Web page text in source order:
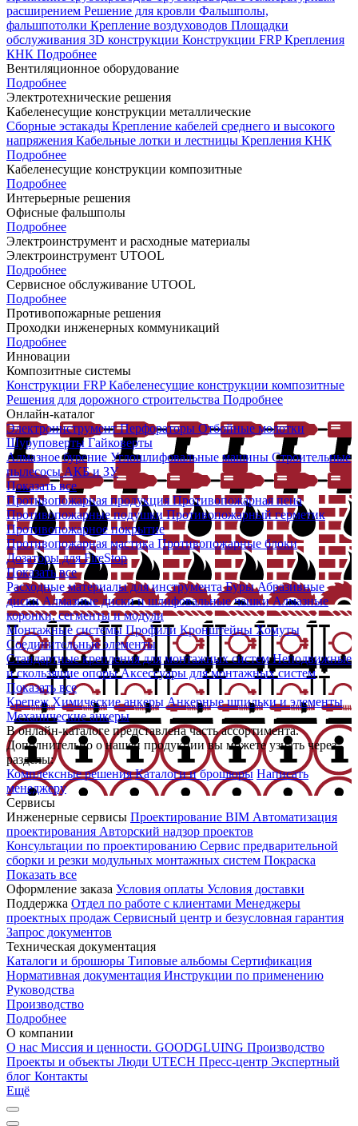
расширением Решение для кровли Фальшполы,
фальшпотолки Крепление воздуховодов Площадки
обслуживания 3D конструкции Конструкции FRPКрепления
КНК Подробнее
Вентиляционное оборудование
Подробнее
Электротехнические решения
Кабеленесущие конструкции металлические
Сборные эстакады Крепление кабелей среднего и высокого
напряжения Кабельные лотки и лестницы Крепления КНК
Подробнее
Кабеленесущие конструкции композитные
Подробнее
Интерьерные решения
Офисные фальшполы
Подробнее
Электроинструмент и расходные материалы
Электроинструмент UTOOL
Подробнее
Сервисное обслуживание UTOOL
Подробнее
Противопожарные решения
Проходки инженерных коммуникаций
Подробнее
Инновации
Композитные системы
Конструкции FRPКабеленесущие конструкции композитные
Решения для дорожного строительства Подробнее
Онлайн-каталог
ЭлектроинструментПерфораторы Отбойные молотки
Шуруповерты Гайковерты
Алмазное бурение Углошлифовальные машины Строительные
пылесосыАКБ и ЗУ
Показать все
Противопожарная продукция Противопожарная пена
Противопожарные подушкиПротивопожарный герметик
Противопожарное покрытие
Противопожарная мастика Противопожарные блоки
Дозаторы для FireStop
Показать все
Расходные материалы для инструментаБурыАбразивные
дискиАлмазные диски и шлифовальные чашкиАлмазные
коронки, сегменты и модули
Монтажные системы Профили КронштейныХомуты
Соединительные элементы
Стандартные крепления для монтажных системНеподвижные
и скользящие опорыАксессуары для монтажных систем
Показать все
КрепежХимические анкеры Анкерные шпильки и элементы
Механические анкеры
В онлайн-каталоге представлена часть ассортимента.
Дополнительно о нашей продукции вы можете узнать через
разделы:
Комплексные решения Каталоги и брошюры Написать
менеджеру
Сервисы
Инженерные сервисы Проектирование BIM Автоматизация
проектирования Авторский надзор проектов
Консультации по проектированию Сервис предварительной
сборки и резки модульных монтажных систем Покраска
Показать все
Оформление заказа Условия оплаты Условия доставки
Поддержка Отдел по работе с клиентами Менеджеры
проектных продаж Сервисный центр и безусловная гарантия
Запрос документов
Техническая документация
Каталоги и брошюры Типовые альбомы Сертификация
Нормативная документация Инструкции по применению
Руководства
Производство
Подробнее
О компании
О нас Миссия и ценности. GOODGLUING Производство
Проекты и объекты Люди UTECH Пресс-центр Экспертный
блог Контакты
Ещё